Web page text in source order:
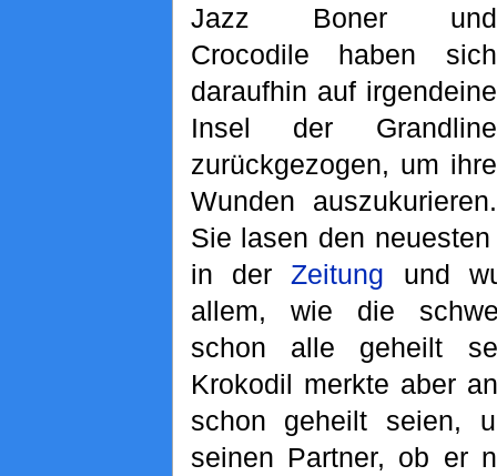
Jazz Boner und
Crocodile haben sich
daraufhin auf irgendeine
Insel der Grandline
zurückgezogen, um ihre
Wunden auszukurieren.
Sie lasen den
in derZeitung und
allem, wie die
schon alle geheilt
Krokodil merkte aber
schon geheilt seien,
seinen Partner, ob er